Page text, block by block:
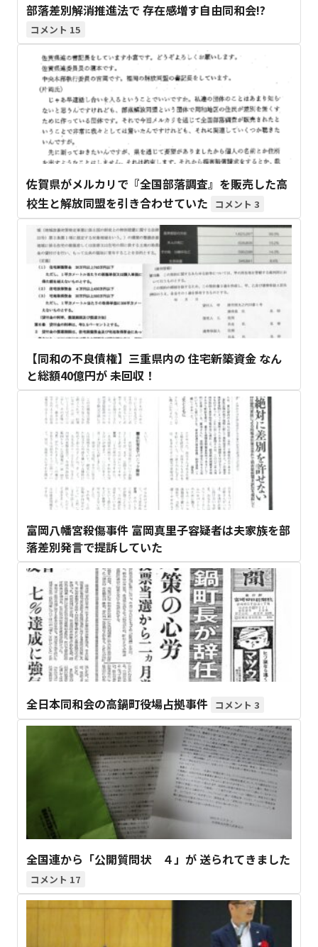
部落差別解消推進法で 存在感増す自由同和会!?
15
佐賀県がメルカリで『全国部落調査』を販売した高
校生と解放同盟を引き合わせていた
3
【同和の不良債権】三重県内の 住宅新築資金 なん
と総額40億円が 未回収！
富岡八幡宮殺傷事件 富岡真里子容疑者は夫家族を部
落差別発言で提訴していた
全日本同和会の高鍋町役場占拠事件 3
全国連から「公開質問状 ４」が 送られてきました
17